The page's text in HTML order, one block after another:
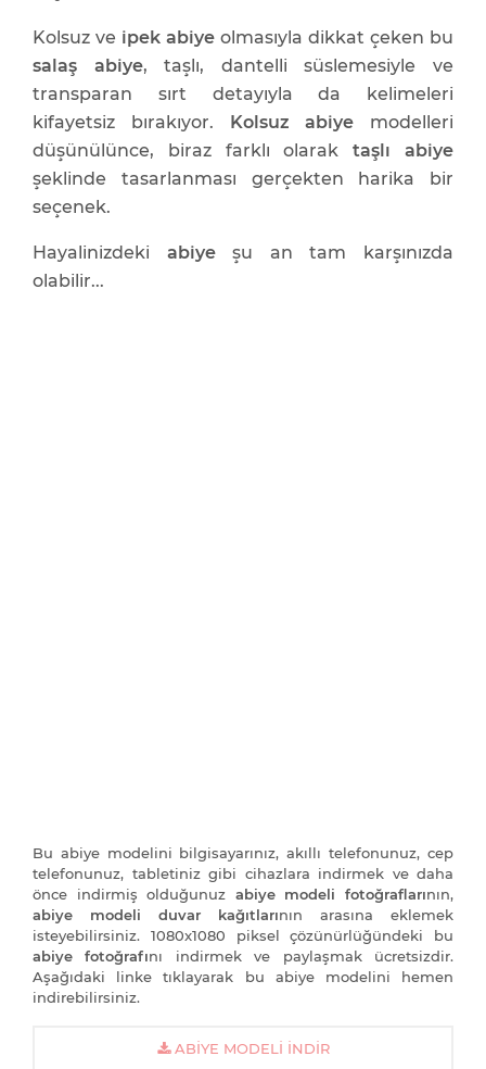
Kolsuz ve ipek abiye olmasıyla dikkat çeken bu
salaş abiye, taşlı, dantelli süslemesiyle ve
transparan sırt detayıyla da kelimeleri
kifayetsiz bırakıyor. Kolsuz abiye modelleri
düşünülünce, biraz farklı olaraktaşlı abiye
şeklinde tasarlanması gerçekten harika bir
seçenek.
Hayalinizdeki abiyeşu an tam karşınızda
olabilir...
Bu abiye modelini bilgisayarınız, akıllı telefonunuz, cep
telefonunuz, tabletiniz gibi cihazlara indirmek ve daha
önce indirmiş olduğunuz abiye modeli fotoğraflarının,
abiye modeli duvar kağıtlarının arasına eklemek
isteyebilirsiniz. 1080x1080 piksel çözünürlüğündeki bu
abiye fotoğrafını indirmek ve paylaşmak ücretsizdir.
Aşağıdaki linke tıklayarak bu abiye modelini hemen
indirebilirsiniz.
ABIYE MODELI İNDIR